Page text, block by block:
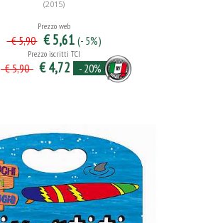
(2015)
Prezzo web
€ 5,90 € 5,61 (- 5%)
Prezzo iscritti TCI
€ 5,90 € 4,72 - 20%